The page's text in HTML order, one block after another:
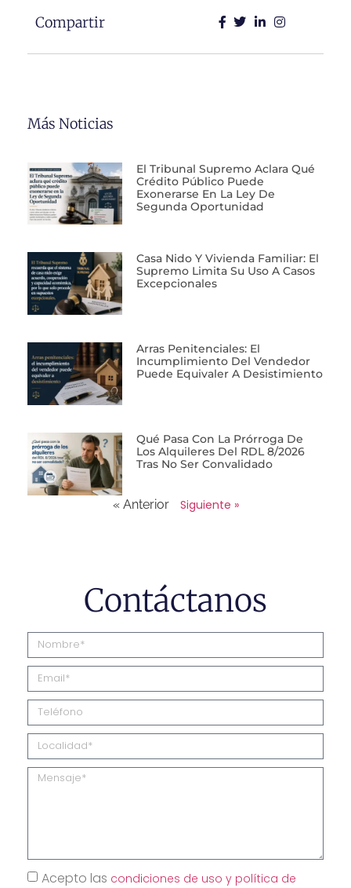
Compartir
Más Noticias
El Tribunal Supremo Aclara Qué
Crédito Público Puede
Exonerarse En La Ley De
Segunda Oportunidad
Casa Nido Y Vivienda Familiar: El
Supremo Limita Su Uso A Casos
Excepcionales
Arras Penitenciales: El
Incumplimiento Del Vendedor
Puede Equivaler A Desistimiento
Qué Pasa Con La Prórroga De
Los Alquileres Del RDL 8/2026
Tras No Ser Convalidado
« Anterior Siguiente »
Contáctanos
Acepto las condiciones de uso y política de